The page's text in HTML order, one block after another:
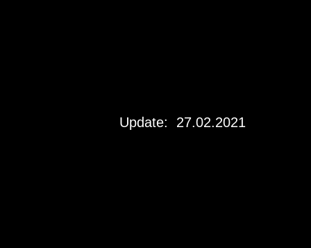
Update: 27.02.2021